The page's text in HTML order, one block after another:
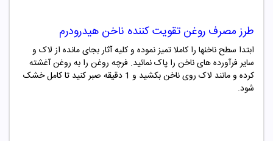
طرز مصرف روغن تقویت کننده ناخن هیدرودرم
ابتدا سطح ناخنها را کاملا تمیز نموده و کلیه آثار بجای مانده از لاک و
سایر فرآورده های ناخن را پاک نمائید. فرچه روغن را به روغن آغشته
کرده و مانند لاک روی ناخن بکشید و 1 دقیقه صبر کنید تا کامل خشک
شود.